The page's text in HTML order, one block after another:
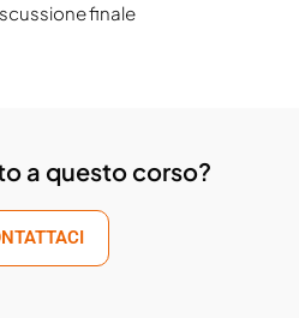
finale
a questo corso?